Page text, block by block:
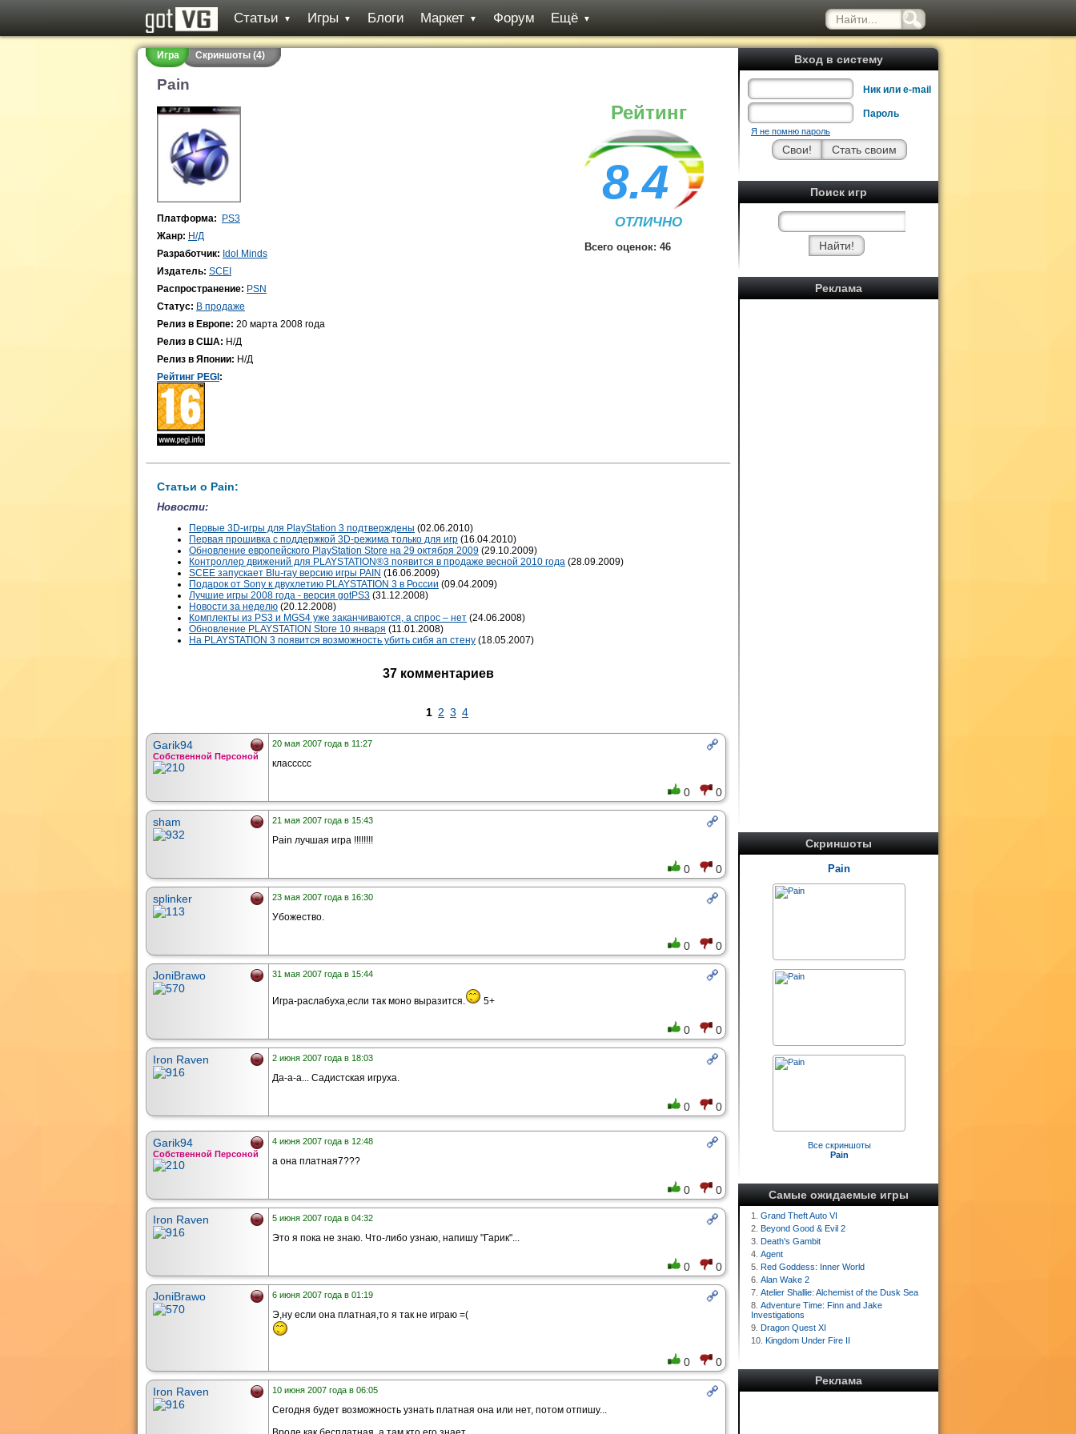
Статьи ▼ Игры ▼ Блоги Маркет ▼ Форум Ещё ▼
Вход в систему
Ник или e-mail
Пароль
Я не помню пароль
Поиск игр
Реклама
Скриншоты
Pain
Все скриншоты
Pain
Самые ожидаемые игры
1. Grand Theft Auto VI
2. Beyond Good & Evil 2
3. Death's Gambit
4. Agent
5. Red Goddess: Inner World
6. Alan Wake 2
7. Atelier Shallie: Alchemist of the Dusk Sea
8. Adventure Time: Finn and Jake
Investigations
9. Dragon Quest XI
10. Kingdom Under Fire II
Реклама
Игра Скриншоты (4)
Pain
Рейтинг
8.4
ОТЛИЧНО
Всего оценок: 46
Платформа:
PS3
Жанр: Н/Д
Разработчик: Idol Minds
Издатель: SCEI
Распространение: PSN
Статус: В продаже
Релиз в Европе: 20 марта 2008 года
Релиз в США: Н/Д
Релиз в Японии: Н/Д
Рейтинг PEGI :
Статьи о Pain:
Новости:
Первые 3D-игры для PlayStation 3 подтверждены (02.06.2010)
Первая прошивка c поддержкой 3D-режима только для игр (16.04.2010)
Обновление европейского PlayStation Store на 29 октября 2009 (29.10.2009)
Контроллер движений для PLAYSTATION®3 появится в продаже весной 2010 года (28.09.2009)
SCEE запускает Blu-ray версию игры PAIN (16.06.2009)
Подарок от Sony к двухлетию PLAYSTATION 3 в России (09.04.2009)
Лучшие игры 2008 года - версия gotPS3 (31.12.2008)
Новости за неделю (20.12.2008)
Комплекты из PS3 и MGS4 уже заканчиваются, а спрос – нет (24.06.2008)
Обновление PLAYSTATION Store 10 января (11.01.2008)
На PLAYSTATION 3 появится возможность убить сибя ап стену (18.05.2007)
37 комментариев
1 2 3 4
Garik94
Собственной Персоной
20 мая 2007 года в 11:27
классссс
0 0
sham 21 мая 2007 года в 15:43
Pain лучшая игра !!!!!!!!
0 0
splinker 23 мая 2007 года в 16:30
Убожество.
0 0
JoniBrawo 31 мая 2007 года в 15:44
Игра-раслабуха,если так моно выразится. 5+
0 0
Iron Raven 2 июня 2007 года в 18:03
Да-а-а... Садистская игруха.
0 0
Garik94
Собственной Персоной
4 июня 2007 года в 12:48
а она платная7???
0 0
Iron Raven 5 июня 2007 года в 04:32
Это я пока не знаю. Что-либо узнаю, напишу "Гарик"...
0 0
JoniBrawo 6 июня 2007 года в 01:19
Э,ну если она платная,то я так не играю =(
0 0
Iron Raven 10 июня 2007 года в 06:05
Сегодня будет возможность узнать платная она или нет, потом отпишу...